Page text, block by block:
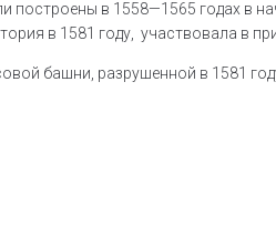
в 1558—1565 годах в
в 1581 году, участвовала в
башни, разрушенной в 1581